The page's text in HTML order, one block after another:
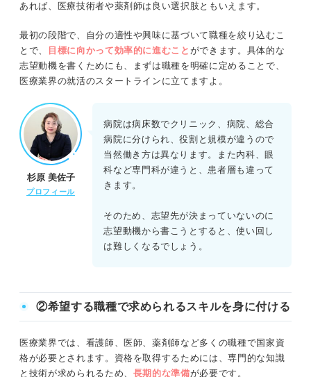
あれば、医療技術者や薬剤師は良い選択肢ともいえます。
最初の段階で、自分の適性や興味に基づいて職種を絞り込むこ
とで、
目標に向かって効率的に進むこと ができます。具体的な
志望動機を書くためにも、まずは職種を明確に定めることで、
医療業界の就活のスタートラインに立てますよ。
杉原 美佐子
プロフィール
病院は病床数でクリニック、病院、総合
病院に分けられ、役割と規模が違うので
当然働き方は異なります。また内科、眼
科など専門科が違うと、患者層も違って
きます。
そのため、志望先が決まっていないのに
志望動機から書こうとすると、使い回し
は難しくなるでしょう。
②希望する職種で求められるスキルを身に付ける
医療業界では、看護師、医師、薬剤師など多くの職種で国家資
格が必要とされます。資格を取得するためには、専門的な知識
と技術が求められるため、 長期的な準備が必要です。